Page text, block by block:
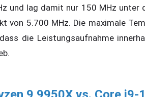
und lag damit nur 150 MHz unter
von 5.700 MHz. Die maximale
die Leistungsaufnahme